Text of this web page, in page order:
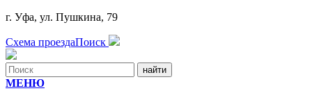
г. Уфа, ул. Пушкина, 79
Схема проездаПоиск
МЕНЮ